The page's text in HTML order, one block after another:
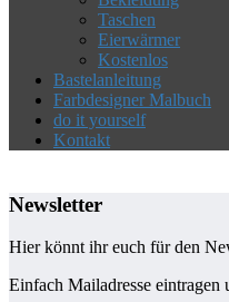
Taschen
Eierwärmer
Kostenlos
Bastelanleitung
Farbdesigner Malbuch
do it yourself
Kontakt
Newsletter
Hier könnt ihr euch für den
Einfach Mailadresse eintragen